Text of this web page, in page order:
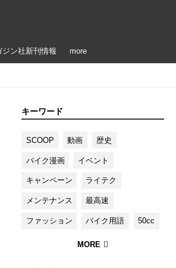
ジン社新刊情報 more
キーワード
SCOOP 動画 歴史
バイク漫画 イベント
キャンペーン ライテク
メンテナンス 最高速
ファッション バイク用語 50cc